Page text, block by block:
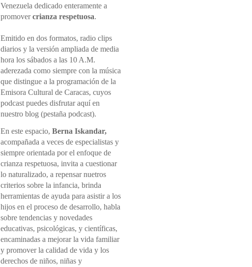
Venezuela dedicado enteramente a
promovercrianza respetuosa.
Emitido en dos formatos, radio clips
diarios y la versión ampliada de media
hora los sábados a las 10 A.M.
aderezada como siempre con la música
que distingue a la programación de la
Emisora Cultural de Caracas, cuyos
podcast puedes disfrutar aquí en
nuestro blog (pestaña podcast).
En este espacio, Berna Iskandar,
acompañada a veces de especialistas y
siempre orientada por el enfoque de
crianza respetuosa, invita a cuestionar
lo naturalizado, a repensar nuetros
criterios sobre la infancia, brinda
herramientas de ayuda para asistir a los
hijos en el proceso de desarrollo, habla
sobre tendencias y novedades
educativas, psicológicas, y científicas,
encaminadas a mejorar la vida familiar
y promover la calidad de vida y los
derechos de niños, niñas y